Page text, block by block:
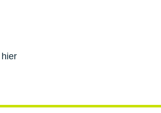
hier